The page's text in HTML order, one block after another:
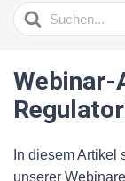
Suchen
nach
Webinar-
In diesem
unserer